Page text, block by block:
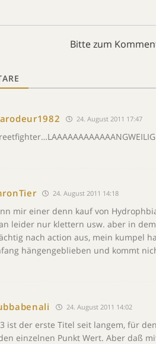
Bitte zum
24. August 2011 17:47
24. August 2011 14:18
mir einer denn kauf von
leider nur klettern usw. aber in
nach action aus, mein kumpel
hängengeblieben und kommt
24. August 2011 14:02
ist der erste Titel seit langem, für
einzelnen Punkt Wert. Aber daß